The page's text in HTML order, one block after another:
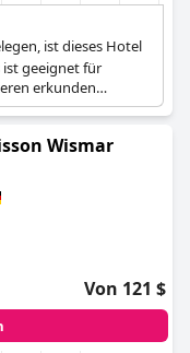
ist dieses Hotel
ist geeignet für
erkunden
Wismar
Von 121 $